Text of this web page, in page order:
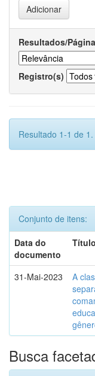
Resultados/Página
Registro(s)
Resultado 1-1 de 1.
Conjunto de itens:
Data do
documento
Título
31-Mai-2023
A
Busca